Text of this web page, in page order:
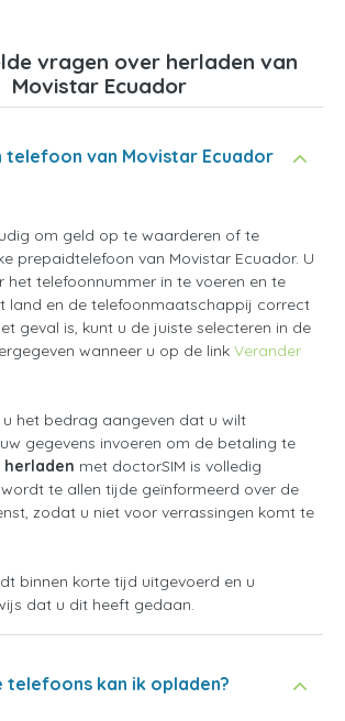
vragen over herladen van
Movistar Ecuador
telefoon van Movistar Ecuador
om geld op te waarderen of te
prepaidtelefoon van Movistar Ecuador. U
het telefoonnummer in te voeren en te
land en de telefoonmaatschappij correct
geval is, kunt u de juiste selecteren in de
wanneer u op de link Verander
het bedrag aangeven dat u wilt
gegevens invoeren om de betaling te
herladen met doctorSIM is volledig
te allen tijde geïnformeerd over de
zodat u niet voor verrassingen komt te
binnen korte tijd uitgevoerd en u
dat u dit heeft gedaan.
telefoons kan ik opladen?